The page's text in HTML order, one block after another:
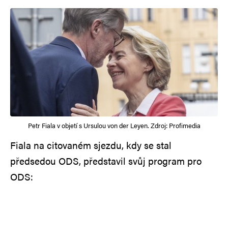
Petr Fiala v objetí s Ursulou von der Leyen. Zdroj: Profimedia
Fiala na citovaném sjezdu, kdy se stal
předsedou ODS, představil svůj program pro
ODS: